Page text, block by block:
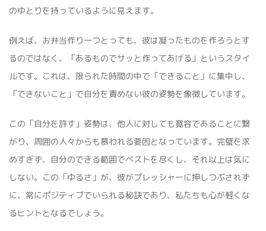
のゆとりを持っているように見えます。
例えば、お弁当作り一つとっても、彼は凝ったものを作ろうとす
るのではなく、「あるものでサッと作ってあげる」というスタイ
ルです。これは、限られた時間の中で「できること」に集中し、
「できないこと」で自分を責めない彼の姿勢を象徴しています。
この「自分を許す」姿勢は、他人に対しても寛容であることに繋
がり、周囲の人々からも慕われる要因となっています。完璧を求
めすぎず、自分のできる範囲でベストを尽くし、それ以上は気に
しない。この「ゆるさ」が、彼がプレッシャーに押しつぶされず
に、常にポジティブでいられる秘訣であり、私たちも心が軽くな
るヒントとなるでしょう。